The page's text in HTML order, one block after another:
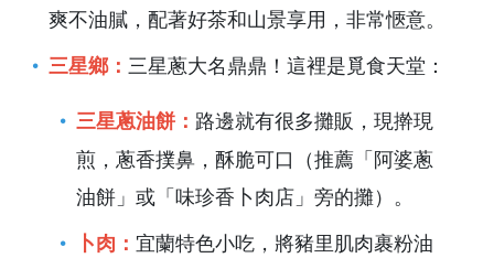
爽不油膩，配著好茶和山景享用，非常愜意。
三星鄉： 三星蔥大名鼎鼎！這裡是覓食天堂：
三星蔥油餅： 路邊就有很多攤販，現擀現
煎，蔥香撲鼻，酥脆可口（推薦「阿婆蔥
油餅」或「味珍香卜肉店」旁的攤）。
卜肉： 宜蘭特色小吃，將豬里肌肉裹粉油